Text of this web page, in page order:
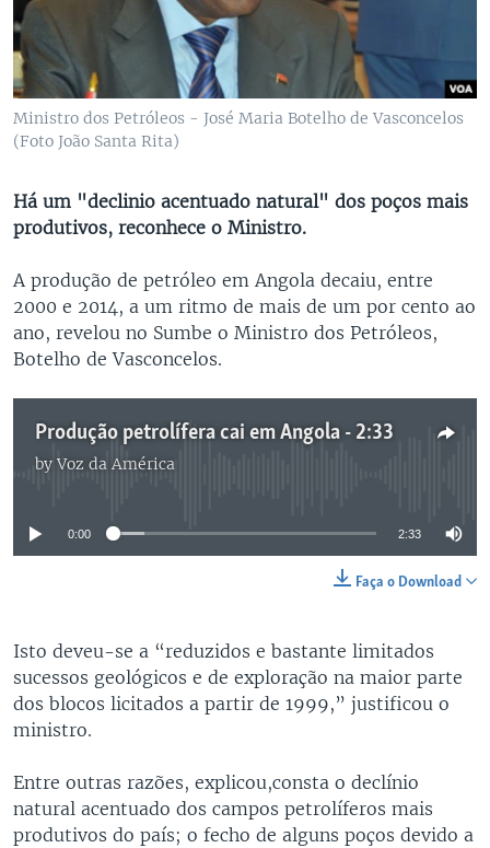
Ministro dos Petróleos - José Maria Botelho de Vasconcelos
(Foto João Santa Rita)
Há um "declinio acentuado natural" dos poços mais
produtivos, reconhece o Ministro.
A produção de petróleo em Angola decaiu, entre
2000 e 2014, a um ritmo de mais de um por cento ao
ano, revelou no Sumbe o Ministro dos Petróleos,
Botelho de Vasconcelos.
Produção petrolífera cai em Angola - 2:33
byVoz da América
No media source currently available
0:00 2:33
Faça o Download
Isto deveu-se a “reduzidos e bastante limitados
sucessos geológicos e de exploração na maior parte
dos blocos licitados a partir de 1999,” justificou o
ministro.
Entre outras razões, explicou,consta o declínio
natural acentuado dos campos petrolíferos mais
produtivos do país; o fecho de alguns poços devido a